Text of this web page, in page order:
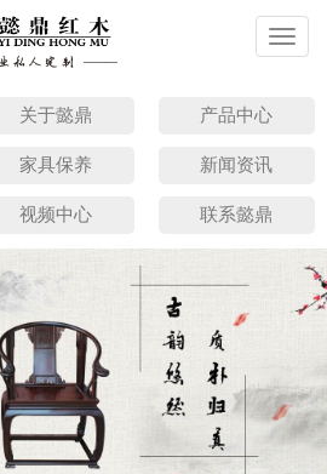
切
换
关于懿鼎 产品中心
家具保养 新闻资讯
视频中心 联系懿鼎